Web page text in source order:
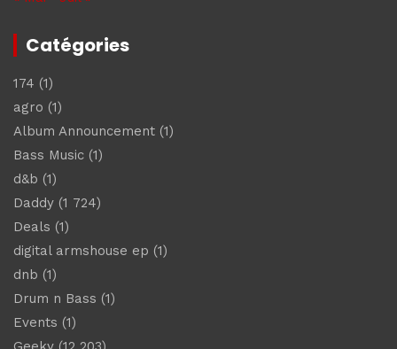
Catégories
174 (1)
agro (1)
Album Announcement (1)
Bass Music (1)
d&b (1)
Daddy (1 724)
Deals (1)
digital armshouse ep (1)
dnb (1)
Drum n Bass (1)
Events (1)